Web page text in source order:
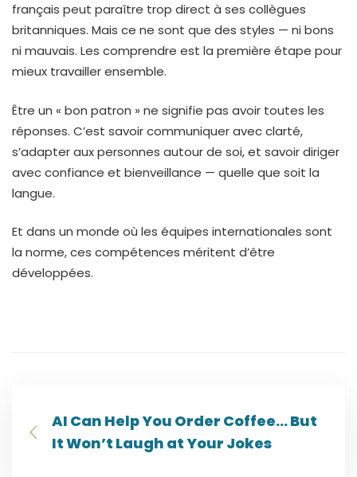
français peut paraître trop direct à ses collègues
britanniques. Mais ce ne sont que des styles — ni bons
ni mauvais. Les comprendre est la première étape pour
mieux travailler ensemble.
Être un « bon patron » ne signifie pas avoir toutes les
réponses. C’est savoir communiquer avec clarté,
s’adapter aux personnes autour de soi, et savoir diriger
avec confiance et bienveillance — quelle que soit la
langue.
Et dans un monde où les équipes internationales sont
la norme, ces compétences méritent d’être
développées.
AI Can Help You Order Coffee… But
It Won’t Laugh at Your Jokes